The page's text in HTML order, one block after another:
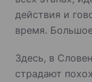
действия и
время.
Здесь, в
страдают